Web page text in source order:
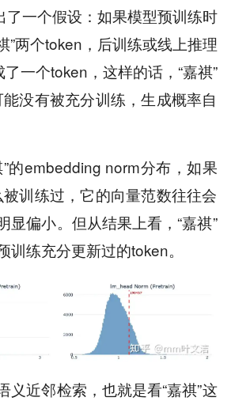
了一个假设：如果模型预训练时
”两个token，后训练或线上推理
了一个token，这样的话，“嘉祺”
没有被充分训练，生成概率自
的embedding norm分布，如果
训练过，它的向量范数往往会
显偏小。但从结果上看，“嘉祺”
训练充分更新过的token。
义近邻检索，也就是看“嘉祺”这